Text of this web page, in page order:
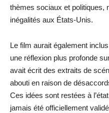
thèmes sociaux et politiques,
inégalités aux États-Unis.
Le film aurait également
une réflexion plus profonde
avait écrit des extraits de
abouti en raison de
Ces idées sont restées à
jamais été officiellement